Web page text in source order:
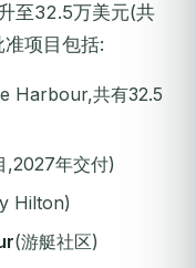
至32.5万美元(共
项目包括:
Harbour,共有32.5
,2027年交付)
Hilton)
(游艇社区)